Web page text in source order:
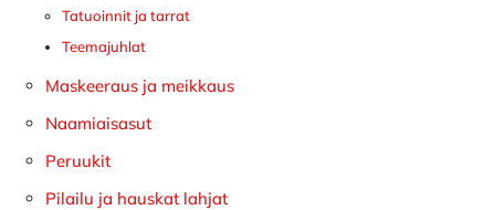
Tatuoinnit ja tarrat
Teemajuhlat
Maskeeraus ja meikkaus
Naamiaisasut
Peruukit
Pilailu ja hauskat lahjat